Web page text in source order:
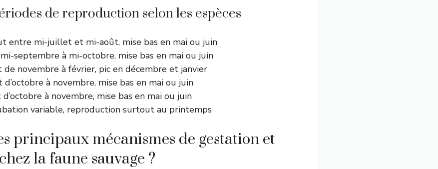
de reproduction selon les espèces
entre mi-juillet et mi-août, mise bas en mai ou juin
septembre à mi-octobre, mise bas en mai ou juin
de novembre à février, pic en décembre et janvier
d’octobre à novembre, mise bas en mai ou juin
d’octobre à novembre, mise bas en mai ou juin
variable, reproduction surtout au printemps
principaux mécanismes de gestation et
la faune sauvage ?